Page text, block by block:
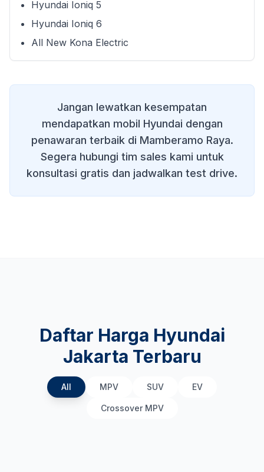
Hyundai Ioniq 5
Hyundai Ioniq 6
All New Kona Electric
Jangan lewatkan kesempatan
mendapatkan mobil Hyundai dengan
penawaran terbaik di Mamberamo Raya.
Segera hubungi tim sales kami untuk
konsultasi gratis dan jadwalkan test drive.
Daftar Harga Hyundai
Jakarta Terbaru
All MPV SUV EV
Crossover MPV